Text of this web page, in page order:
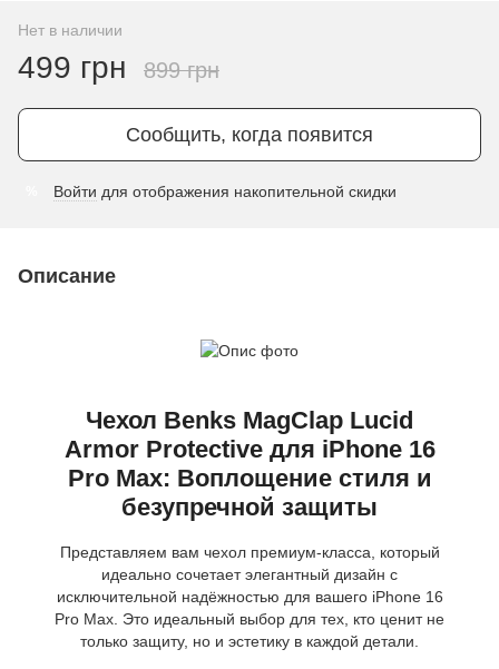
Нет в наличии
499 грн 899 грн
Сообщить, когда появится
Войти для отображения накопительной скидки
Описание
Чехол Benks MagClap Lucid
Armor Protective для iPhone 16
Pro Max: Воплощение стиля и
безупречной защиты
Представляем вам чехол премиум-класса, который
идеально сочетает элегантный дизайн с
исключительной надёжностью для вашего iPhone 16
Pro Max. Это идеальный выбор для тех, кто ценит не
только защиту, но и эстетику в каждой детали.